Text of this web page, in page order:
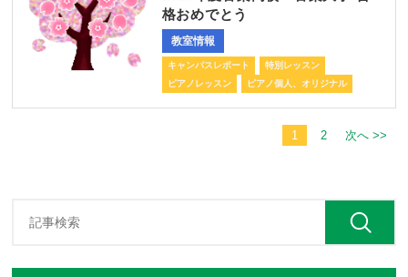
格おめでとう
教室情報
キャンパスレポート
特別レッスン
ピアノレッスン
ピアノ個人、オリジナル
1 2 次へ >>